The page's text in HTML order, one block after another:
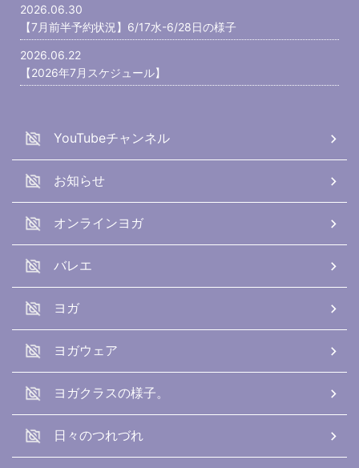
2026.06.30
【7月前半予約状況】6/17水-6/28日の様子
2026.06.22
【2026年7月スケジュール】
YouTubeチャンネル
お知らせ
オンラインヨガ
バレエ
ヨガ
ヨガウェア
ヨガクラスの様子。
日々のつれづれ